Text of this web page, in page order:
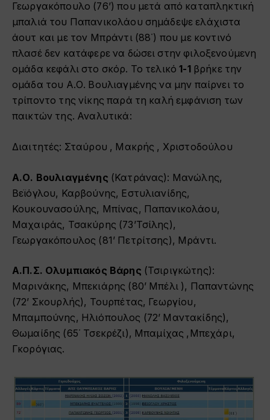
Γεωργακόπουλο (76’) που μετά από καταπληκτική
μπαλιά του Παπανικολάου σημάδεψε ελάχιστα
άουτ και με τον Μπράντι (88΄) που με κοντινό
πλασέ δεν κατάφερε να δώσει στην φιλοξενούμενη
ομάδα κεφάλι στο σκόρ. Το τελικό1-1 βρήκε την
ομάδα του Α.Ο. Βουλιαγμένης να μην παίρνει το
τρίποντο της νίκης παρά τη καλή εμφάνιση των
παικτών της. Αναλυτικά:
Διαιτητές: Σταύρου , Μακρής , Χριστοδούλου
Α.Ο. Βουλιαγμένης (Κατράνας): Μανώλης,
Βεϊόγλου, Καρβούνης, Εστυλιανίδης,
Κουκουνασούλης, Μπίνας, Παπανικολάου,
Μαχαιράς, Τσακύρης (73’Τσίλης),
Γεωργακόπουλος (81’ Πετρίτσης), Μράντι.
Α.Π.Σ. Ολυμπιακός Βάρης (Τσιριγκώτης):
Μαρινάκης, Μπεκιάρης (80’ Μπέλι ), Παπαντώνης
(72’ Σκουρλής), Τουρπέτας, Γεωργίου,
Μπαμπούνης, Ηλιόπουλος (72’ Μαντακίδης),
Θωμαίδης (65΄ Τσεκρέζι), Μπαμίχας ,Μπεχάρι,
Γκορόγιας.